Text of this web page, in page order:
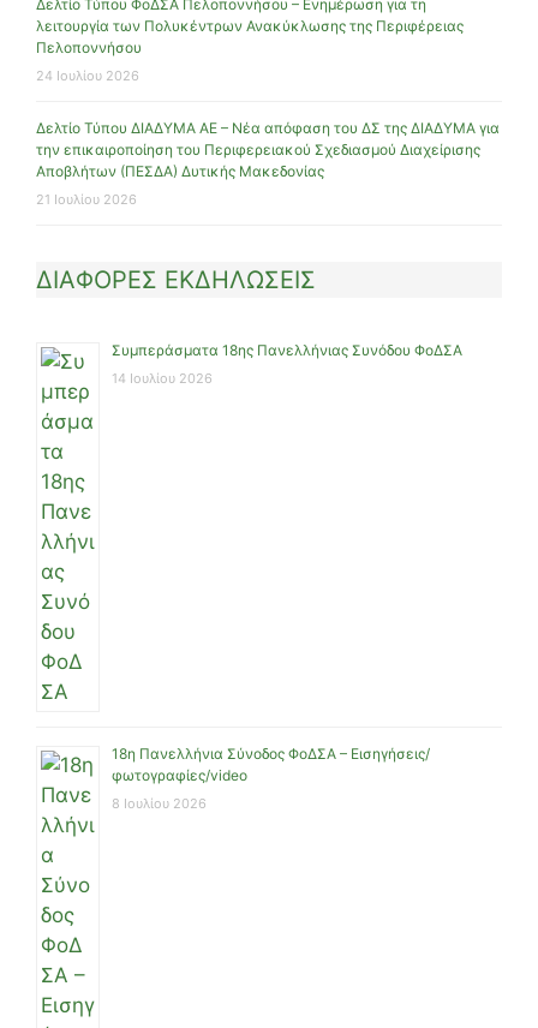
Δελτίο Τύπου ΦοΔΣΑ Πελοποννήσου – Ενημέρωση για τη
λειτουργία των Πολυκέντρων Ανακύκλωσης της Περιφέρειας
Πελοποννήσου
24 Ιουλίου 2026
Δελτίο Τύπου ΔΙΑΔΥΜΑ ΑΕ – Νέα απόφαση του ΔΣ της ΔΙΑΔΥΜΑ για
την επικαιροποίηση του Περιφερειακού Σχεδιασμού Διαχείρισης
Αποβλήτων (ΠΕΣΔΑ) Δυτικής Μακεδονίας
21 Ιουλίου 2026
ΔΙΑΦΟΡΕΣ ΕΚΔΗΛΩΣΕΙΣ
Συμπεράσματα 18ης Πανελλήνιας Συνόδου ΦοΔΣΑ
14 Ιουλίου 2026
18η Πανελλήνια Σύνοδος ΦοΔΣΑ – Εισηγήσεις/
φωτογραφίες/video
8 Ιουλίου 2026